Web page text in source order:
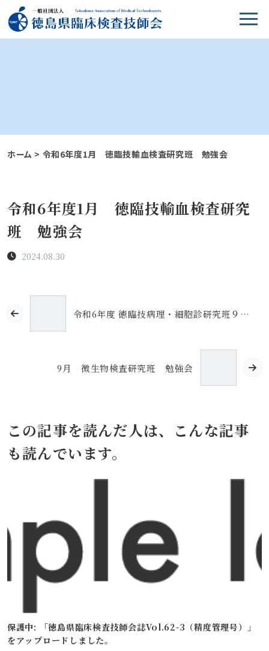
ホーム > 令和6年度1月 徳臨技輸血検査研究班 勉強会
令和6年度1月 徳臨技輸血検査研究
班 勉強会
2024.08.30
令和6年度 徳臨技病理・細胞診研究班９月度勉強会
9月 微生物検査研究班 勉強会
この記事を読んだ人は、こんな記事
も読んでいます。
保護中: 「徳島県臨床検査技師会誌Vol.62-3（精度管理号）」
をアップロードしました。